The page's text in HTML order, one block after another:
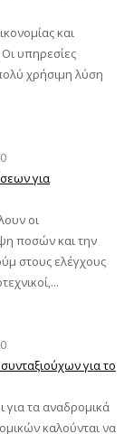
και
υπηρεσίες
χρήσιμη λύση
για
οι
ποσών και την
στους ελέγχους
για το
για τα αναδρομικά
καλούνται να